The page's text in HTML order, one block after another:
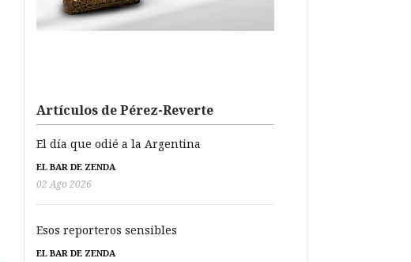
Artículos de Pérez-Reverte
El día que odié a la Argentina
EL BAR DE ZENDA
02 Ago 2026
Esos reporteros sensibles
EL BAR DE ZENDA